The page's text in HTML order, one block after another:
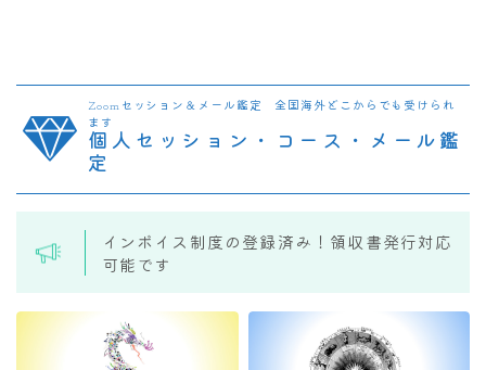
Zoomセッション＆メール鑑定 全国海外どこからでも受けられ
ます
個人セッション・コース・メール鑑
定
インボイス制度の登録済み！領収書発行対応
可能です